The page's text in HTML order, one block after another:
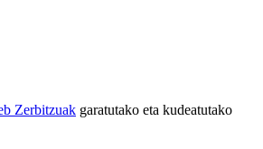
Zerbitzuak garatutako eta kudeatutako